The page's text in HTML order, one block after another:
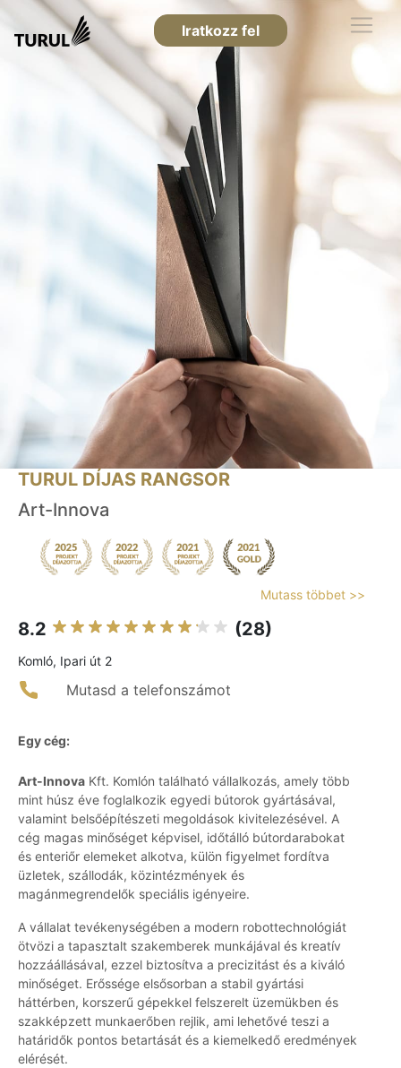
Iratkozz fel
TURUL DÍJAS RANGSOR
Art-Innova
Mutass többet >>
8.2 (28)
Komló, Ipari út 2
Mutasd a telefonszámot
Egy cég:
Art-Innova Kft. Komlón található vállalkozás, amely több
mint húsz éve foglalkozik egyedi bútorok gyártásával,
valamint belsőépítészeti megoldások kivitelezésével. A
cég magas minőséget képvisel, időtálló bútordarabokat
és enteriőr elemeket alkotva, külön figyelmet fordítva
üzletek, szállodák, közintézmények és
magánmegrendelők speciális igényeire.
A vállalat tevékenységében a modern robottechnológiát
ötvözi a tapasztalt szakemberek munkájával és kreatív
hozzáállásával, ezzel biztosítva a precizitást és a kiváló
minőséget. Erőssége elsősorban a stabil gyártási
háttérben, korszerű gépekkel felszerelt üzemükben és
szakképzett munkaerőben rejlik, ami lehetővé teszi a
határidők pontos betartását és a kiemelkedő eredmények
elérését.